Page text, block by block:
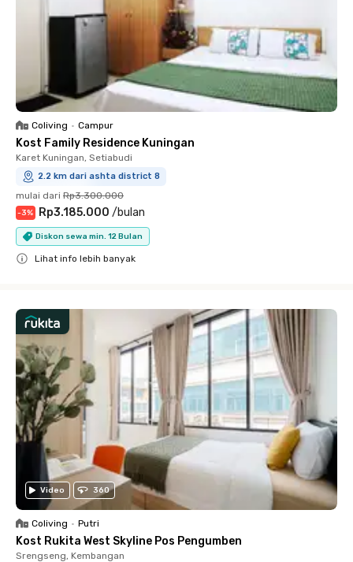
Coliving • Campur
Kost Family Residence Kuningan
Karet Kuningan, Setiabudi
2.2 km dari ashta district 8
mulai dari Rp3.300.000
-3% Rp3.185.000 /bulan
Diskon sewa min. 12 Bulan
Lihat info lebih banyak
Video 360
Coliving • Putri
Kost Rukita West Skyline Pos Pengumben
Srengseng, Kembangan